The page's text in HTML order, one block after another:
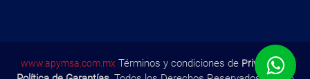
www.apymsa.com.mx Términos y condiciones de Privacidad